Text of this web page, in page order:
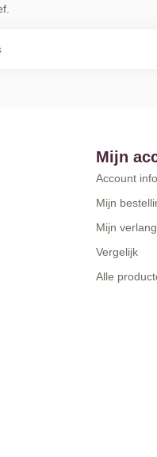
Mijn
Account
Mijn
Mijn
Vergelijk
Alle